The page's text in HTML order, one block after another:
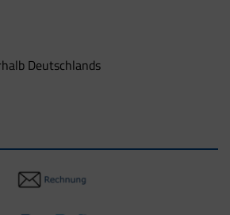
Deutschlands